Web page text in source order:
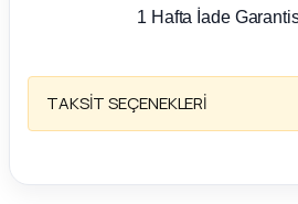
1 Hafta İade
TAKSİT SEÇENEKLERİ